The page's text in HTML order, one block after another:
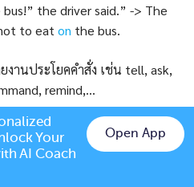
the driver said.” -> The
to eat on the bus.
งานประโยคคำสั่ง เช่น tell, ask,
remind,…
Chat on LINE
Your
AI Coach
Open App